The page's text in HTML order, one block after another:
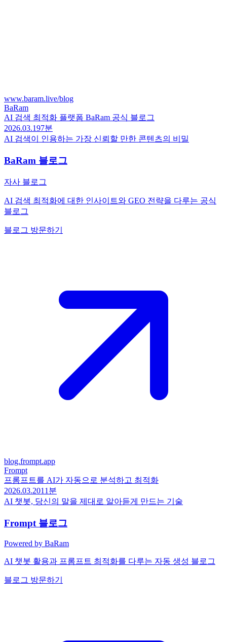
www.baram.live/blog
BaRam
AI 검색 최적화 플랫폼 BaRam 공식 블로그
2026.03.197분
AI 검색이 인용하는 가장 신뢰할 만한 콘텐츠의 비밀
BaRam 블로그
자사 블로그
blog.frompt.app
Frompt
프롬프트를 AI가 자동으로 분석하고 최적화
2026.03.2011분
AI 챗봇, 당신의 말을 제대로 알아듣게 만드는 기술
Frompt 블로그
Powered by BaRam